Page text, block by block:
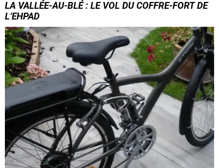
LA VALLÉE-AU-BLÉ : LE VOL DU COFFRE-FORT DE
L’EHPAD